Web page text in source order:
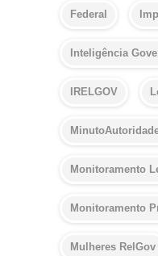
Federal
Inteligência
IRELGOV
Monitoramento
Monitoramento
Mulheres RelGov